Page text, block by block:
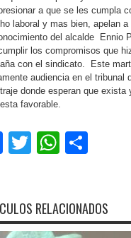
a que se les cumpla
laboral y mas bien, apelan a
del alcalde Ennio
los compromisos que
con el sindicato. Este
audiencia en el tribunal
donde esperan que exista
favorable.
Facebook
Twitter
RELACIONADOS